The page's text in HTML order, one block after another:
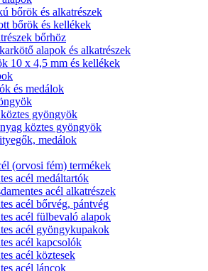
bőrök és alkatrészek
bőrök és kellékek
bőrhöz
alapok és alkatrészek
10 x 4,5 mm és kellékek
és medálok
gyöngyök
köztes gyöngyök
medálok
(orvosi fém) termékek
acél medáltartók
acél alkatrészek
acél bőrvég, pántvég
acél fülbevaló alapok
acél gyöngykupakok
acél kapcsolók
acél köztesek
acél láncok